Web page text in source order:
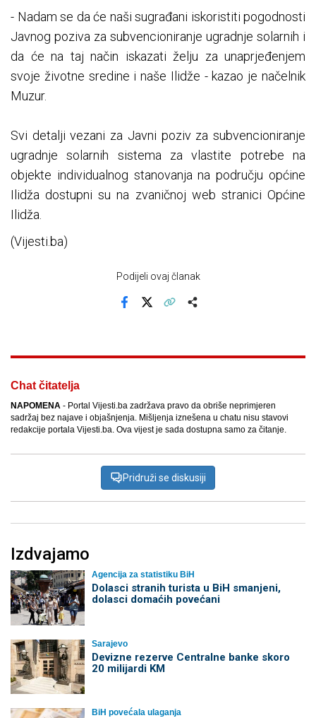
- Nadam se da će naši sugrađani iskoristiti pogodnosti
Javnog poziva za subvencioniranje ugradnje solarnih i
da će na taj način iskazati želju za unaprjeđenjem
svoje životne sredine i naše Ilidže - kazao je načelnik
Muzur.
Svi detalji vezani za Javni poziv za subvencioniranje
ugradnje solarnih sistema za vlastite potrebe na
objekte individualnog stanovanja na području općine
Ilidža dostupni su na zvaničnoj web stranici Općine
Ilidža.
(Vijesti.ba)
Podijeli ovaj članak
Chat čitatelja
NAPOMENA - Portal Vijesti.ba zadržava pravo da obriše neprimjeren
sadržaj bez najave i objašnjenja. Mišljenja iznešena u chatu nisu stavovi
redakcije portala Vijesti.ba. Ova vijest je sada dostupna samo za čitanje.
Pridruži se diskusiji
Izdvajamo
Agencija za statistiku BiH
Dolasci stranih turista u BiH smanjeni,
dolasci domaćih povećani
Sarajevo
Devizne rezerve Centralne banke skoro
20 milijardi KM
BiH povećala ulaganja